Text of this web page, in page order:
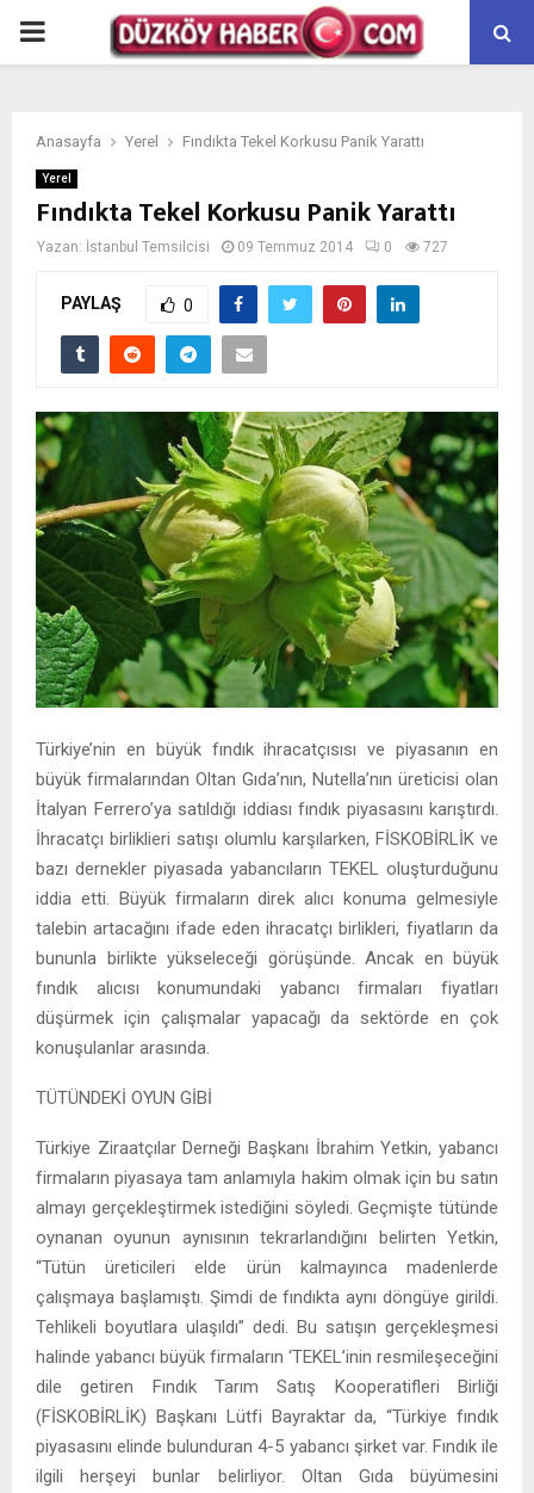
PRIMARY
Anasayfa Yerel Fındıkta Tekel Korkusu Panik Yarattı
Yerel
Fındıkta Tekel Korkusu Panik Yarattı
Yazan: İstanbul Temsilcisi 09 Temmuz 2014 0 727
PAYLAŞ 0
Türkiye’nin en büyük fındık ihracatçısısı ve piyasanın en
büyük firmalarından Oltan Gıda’nın, Nutella’nın üreticisi olan
İtalyan Ferrero’ya satıldığı iddiası fındık piyasasını karıştırdı.
İhracatçı birliklieri satışı olumlu karşılarken, FİSKOBİRLİK ve
bazı dernekler piyasada yabancıların TEKEL oluşturduğunu
iddia etti. Büyük firmaların direk alıcı konuma gelmesiyle
talebin artacağını ifade eden ihracatçı birlikleri, fiyatların da
bununla birlikte yükseleceği görüşünde. Ancak en büyük
fındık alıcısı konumundaki yabancı firmaları fiyatları
düşürmek için çalışmalar yapacağı da sektörde en çok
konuşulanlar arasında.
TÜTÜNDEKİ OYUN GİBİ
Türkiye Ziraatçılar Derneği Başkanı İbrahim Yetkin, yabancı
firmaların piyasaya tam anlamıyla hakim olmak için bu satın
almayı gerçekleştirmek istediğini söyledi. Geçmişte tütünde
oynanan oyunun aynısının tekrarlandığını belirten Yetkin,
“Tütün üreticileri elde ürün kalmayınca madenlerde
çalışmaya başlamıştı. Şimdi de fındıkta aynı döngüye girildi.
Tehlikeli boyutlara ulaşıldı” dedi. Bu satışın gerçekleşmesi
halinde yabancı büyük firmaların ‘TEKEL’inin resmileşeceğini
dile getiren Fındık Tarım Satış Kooperatifleri Birliği
(FİSKOBİRLİK) Başkanı Lütfi Bayraktar da, “Türkiye fındık
piyasasını elinde bulunduran 4-5 yabancı şirket var. Fındık ile
ilgili herşeyi bunlar belirliyor. Oltan Gıda büyümesini